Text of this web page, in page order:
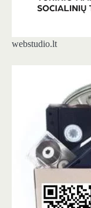
webstudio.lt